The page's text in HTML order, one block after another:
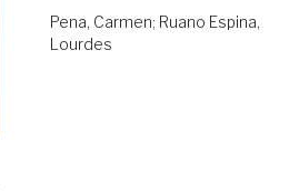
Pena, Carmen; Ruano Espina,
Lourdes